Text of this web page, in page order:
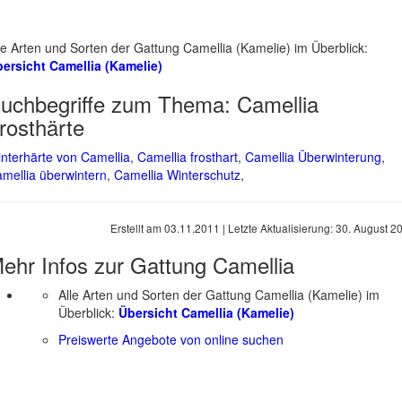
Arten und Sorten der Gattung Camellia (Kamelie) im Überblick:
Camellia (Kamelie)
zum Thema: Camellia
von Camellia, Camellia frosthart, Camellia Überwinterung,
überwintern, Camellia Winterschutz,
Erstellt am 03.11.2011 | Letzte Aktualisierung:30. August
Infos zur Gattung Camellia
Alle Arten und Sorten der Gattung Camellia (Kamelie) im
Überblick: Übersicht Camellia (Kamelie)
Preiswerte Angebote von online suchen